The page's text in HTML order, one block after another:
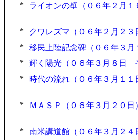
*
ライオンの壁（０６年２月１
*
クワレズマ（０６年２月２３
*
移民上陸記念碑（０６年３月
*
輝く陽光（０６年３月８日
*
時代の流れ（０６年３月１１
* ＭＡＳＰ（０６年３月２０日
* 南米講道館（０６年３月２４